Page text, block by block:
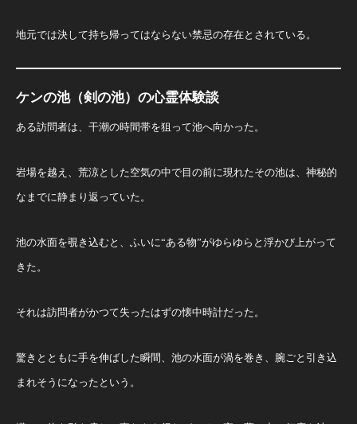
地元では決して持ち帰ってはならない禁忌の存在とされている。
ケンの池（剣の池）の心霊体験談
ある訪問者は、干潮の時間帯を狙って池へ向かった。
岩場を越え、荒涼とした空気の中で目の前に現れたその池は、神秘的
なまでに静まり返っていた。
池の水面を覗き込むと、ふいに“ある物”がゆらゆらと浮かび上がって
きた。
それは訪問者がかつて失ったはずの懐中時計だった。
驚きとともに手を伸ばした瞬間、池の水面が渦を巻き、腕ごと引き込
まれそうになったという。